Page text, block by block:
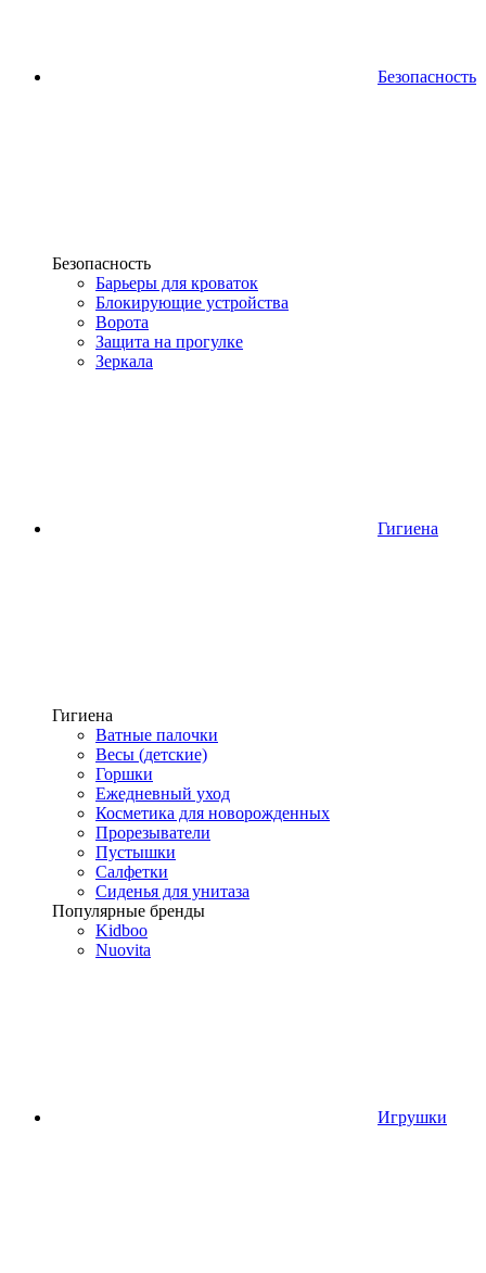
Безопасность
Безопасность
Барьеры для кроваток
Блокирующие устройства
Ворота
Защита на прогулке
Зеркала
Гигиена
Гигиена
Ватные палочки
Весы (детские)
Горшки
Ежедневный уход
Косметика для новорожденных
Прорезыватели
Пустышки
Салфетки
Сиденья для унитаза
Популярные бренды
Kidboo
Nuovita
Игрушки